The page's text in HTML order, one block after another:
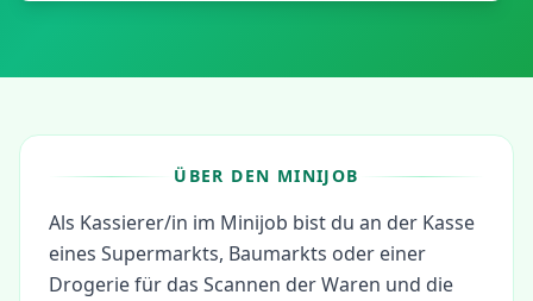
ÜBER DEN MINIJOB
Als Kassierer/in im Minijob bist du an der Kasse
eines Supermarkts, Baumarkts oder einer
Drogerie für das Scannen der Waren und die